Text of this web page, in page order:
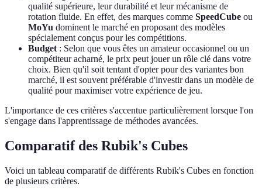
qualité supérieure, leur durabilité et leur mécanisme de
rotation fluide. En effet, des marques comme SpeedCube ou
MoYu dominent le marché en proposant des modèles
spécialement conçus pour les compétitions.
Budget : Selon que vous êtes un amateur occasionnel ou un
compétiteur acharné, le prix peut jouer un rôle clé dans votre
choix. Bien qu'il soit tentant d'opter pour des variantes bon
marché, il est souvent préférable d'investir dans un modèle de
qualité pour maximiser votre expérience de jeu.
L'importance de ces critères s'accentue particulièrement lorsque l'on
s'engage dans l'apprentissage de méthodes avancées.
Comparatif des Rubik's Cubes
Voici un tableau comparatif de différents Rubik's Cubes en fonction
de plusieurs critères.